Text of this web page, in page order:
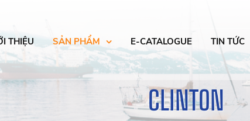
THIỆU SẢN PHẨM E-CATALOGUE TIN TỨC
CLINTON